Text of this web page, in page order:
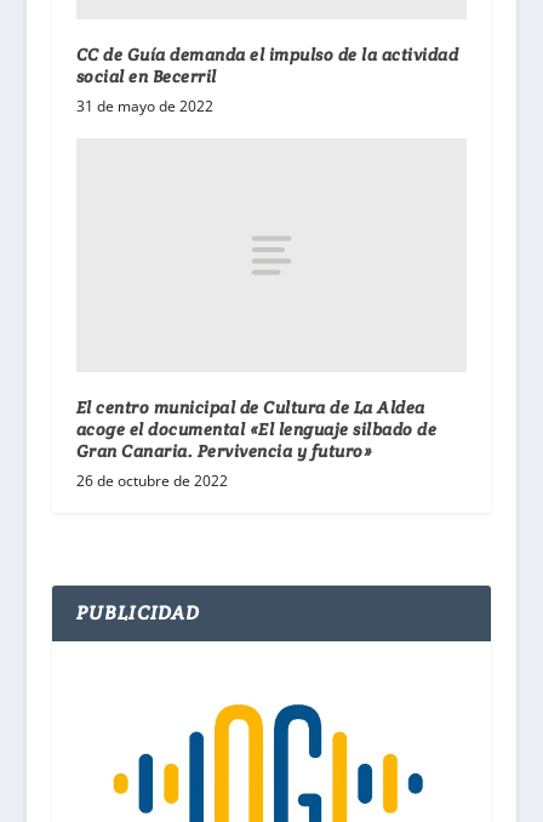
CC de Guía demanda el impulso de la actividad
social en Becerril
31 de mayo de 2022
El centro municipal de Cultura de La Aldea
acoge el documental «El lenguaje silbado de
Gran Canaria. Pervivencia y futuro»
26 de octubre de 2022
PUBLICIDAD